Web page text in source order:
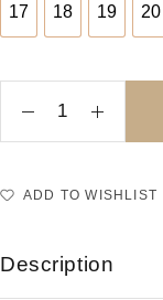
17
17
18
18
19
19
20
20
ADD TO WISHLIST
Description